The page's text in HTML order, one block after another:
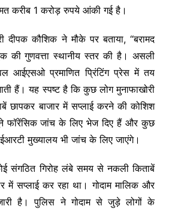
करीब 1 करोड़ रुपये आंकी गई है।
दीपक कौशिक ने मौके पर बताया, “बरामद
की गुणवत्ता स्थानीय स्तर की है। असली
आईएसओ प्रमाणित प्रिंटिंग प्रेस में तय
हैं। यह स्पष्ट है कि कुछ लोग मुनाफाखोरी
छापकर बाजार में सप्लाई करने की कोशिश
फॉरेंसिक जांच के लिए भेज दिए हैं और कुछ
मुख्यालय भी जांच के लिए जाएंगे।
संगठित गिरोह लंबे समय से नकली किताबें
में सप्लाई कर रहा था। गोदाम मालिक और
है। पुलिस ने गोदाम से जुड़े लोगों के